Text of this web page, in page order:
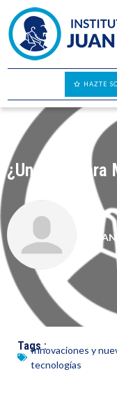
HAZTE
¿Un virus para
Tags :Innovaciones y
tecnologías